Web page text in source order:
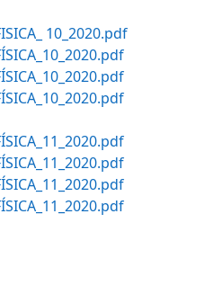
10_2020.pdf